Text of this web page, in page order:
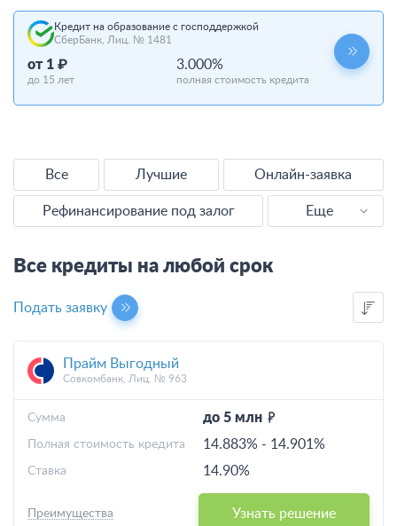
Кредит на образование с господдержкой
СберБанк, Лиц. № 1481
до 15 лет
от 1 ₽
полная стоимость кредита
3.000%
Все Лучшие Онлайн-заявка
Рефинансирование под залог
Еще
Наличными
Без справок
С плохой КИ
Все кредиты на любой срок
Подать заявку
Прайм Выгодный
Совкомбанк, Лиц. № 963
до 5 млн
Cумма
14.883% - 14.901%
Полная стоимость кредита
14.90%
Ставка
Узнать решение
Преимущества